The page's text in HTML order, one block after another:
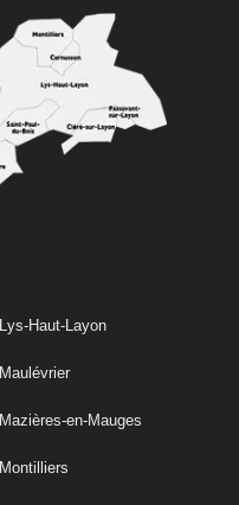
Lys-Haut-Layon
Maulévrier
Mazières-en-Mauges
Montilliers